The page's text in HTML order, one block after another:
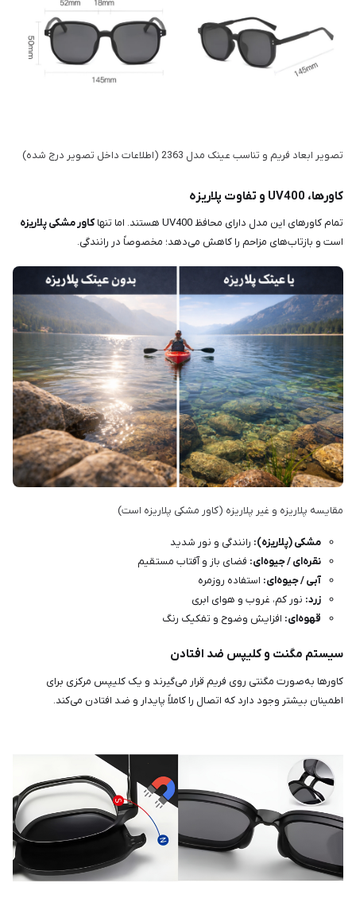
تصویر ابعاد فریم و تناسب عینک مدل 2363 (اطلاعات داخل تصویر درج شده)
کاورها، UV400 و تفاوت پلاریزه
تمام کاورهای این مدل دارای محافظ UV400 هستند. اما تنها
کاور مشکی پلاریزه
است و بازتاب‌های مزاحم را کاهش می‌دهد؛ مخصوصاً در رانندگی.
مقایسه پلاریزه و غیر پلاریزه (کاور مشکی پلاریزه است)
مشکی (پلاریزه): رانندگی و نور شدید
نقره‌ای / جیوه‌ای: فضای باز و آفتاب مستقیم
آبی / جیوه‌ای: استفاده روزمره
زرد: نور کم، غروب و هوای ابری
قهوه‌ای: افزایش وضوح و تفکیک رنگ
سیستم مگنت و کلیپس ضد افتادن
کاورها به‌صورت مگنتی روی فریم قرار می‌گیرند و یک کلیپس مرکزی برای
اطمینان بیشتر وجود دارد که اتصال را کاملاً پایدار و ضد افتادن می‌کند.